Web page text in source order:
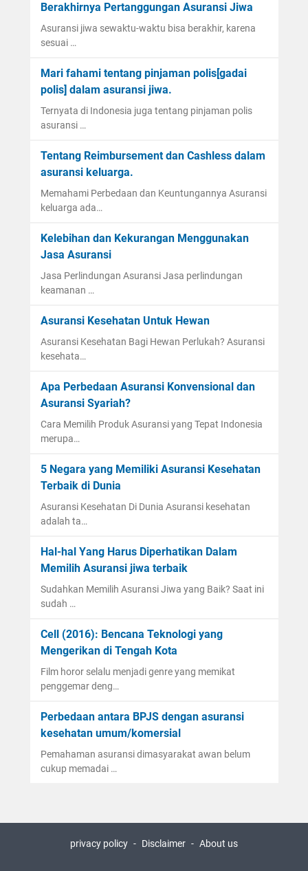
Berakhirnya Pertanggungan Asuransi Jiwa
Asuransi jiwa sewaktu-waktu bisa berakhir, karena
sesuai …
Mari fahami tentang pinjaman polis[gadai
polis] dalam asuransi jiwa.
Ternyata di Indonesia juga tentang pinjaman polis
asuransi …
Tentang Reimbursement dan Cashless dalam
asuransi keluarga.
Memahami Perbedaan dan Keuntungannya Asuransi
keluarga ada…
Kelebihan dan Kekurangan Menggunakan
Jasa Asuransi
Jasa Perlindungan Asuransi Jasa perlindungan
keamanan …
Asuransi Kesehatan Untuk Hewan
Asuransi Kesehatan Bagi Hewan Perlukah? Asuransi
kesehata…
Apa Perbedaan Asuransi Konvensional dan
Asuransi Syariah?
Cara Memilih Produk Asuransi yang Tepat Indonesia
merupa…
5 Negara yang Memiliki Asuransi Kesehatan
Terbaik di Dunia
Asuransi Kesehatan Di Dunia Asuransi kesehatan
adalah ta…
Hal-hal Yang Harus Diperhatikan Dalam
Memilih Asuransi jiwa terbaik
Sudahkan Memilih Asuransi Jiwa yang Baik? Saat ini
sudah …
Cell (2016): Bencana Teknologi yang
Mengerikan di Tengah Kota
Film horor selalu menjadi genre yang memikat
penggemar deng…
Perbedaan antara BPJS dengan asuransi
kesehatan umum/komersial
Pemahaman asuransi dimasyarakat awan belum
cukup memadai …
privacy policy Disclaimer About us